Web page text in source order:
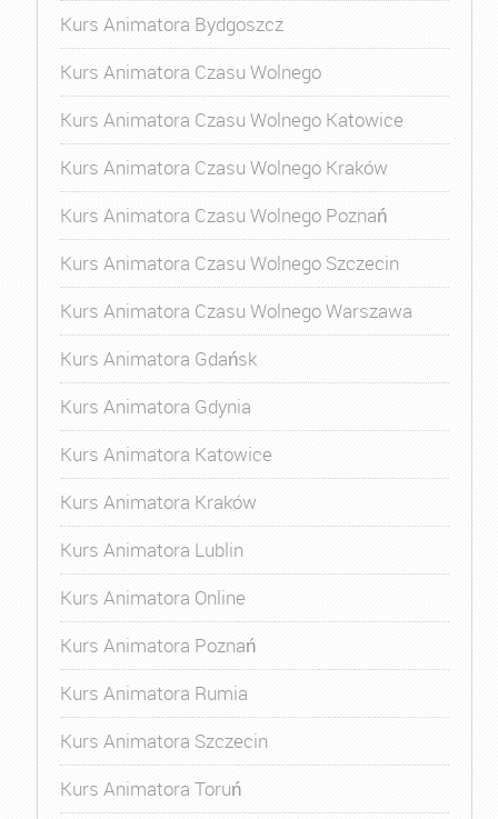
Kurs Animatora Bydgoszcz
Kurs Animatora Czasu Wolnego
Kurs Animatora Czasu Wolnego Katowice
Kurs Animatora Czasu Wolnego Kraków
Kurs Animatora Czasu Wolnego Poznań
Kurs Animatora Czasu Wolnego Szczecin
Kurs Animatora Czasu Wolnego Warszawa
Kurs Animatora Gdańsk
Kurs Animatora Gdynia
Kurs Animatora Katowice
Kurs Animatora Kraków
Kurs Animatora Lublin
Kurs Animatora Online
Kurs Animatora Poznań
Kurs Animatora Rumia
Kurs Animatora Szczecin
Kurs Animatora Toruń